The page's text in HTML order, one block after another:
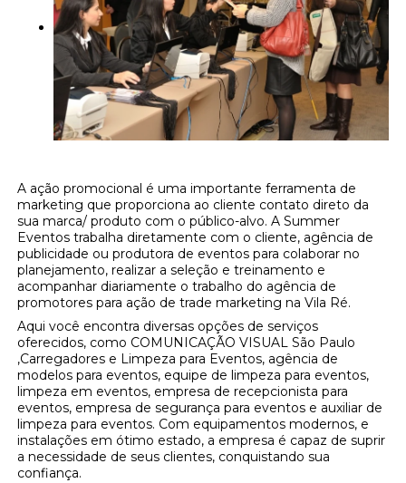
A ação promocional é uma importante ferramenta de
marketing que proporciona ao cliente contato direto da
sua marca/ produto com o público-alvo. A Summer
Eventos trabalha diretamente com o cliente, agência de
publicidade ou produtora de eventos para colaborar no
planejamento, realizar a seleção e treinamento e
acompanhar diariamente o trabalho do agência de
promotores para ação de trade marketing na Vila Ré.
Aqui você encontra diversas opções de serviços
oferecidos, como COMUNICAÇÃO VISUAL São Paulo
,Carregadores e Limpeza para Eventos, agência de
modelos para eventos, equipe de limpeza para eventos,
limpeza em eventos, empresa de recepcionista para
eventos, empresa de segurança para eventos e auxiliar de
limpeza para eventos. Com equipamentos modernos, e
instalações em ótimo estado, a empresa é capaz de suprir
a necessidade de seus clientes, conquistando sua
confiança.